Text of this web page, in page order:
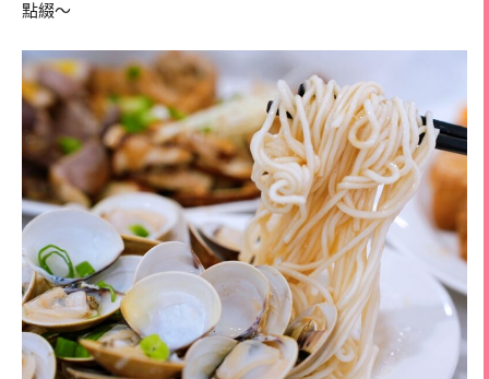
點綴～